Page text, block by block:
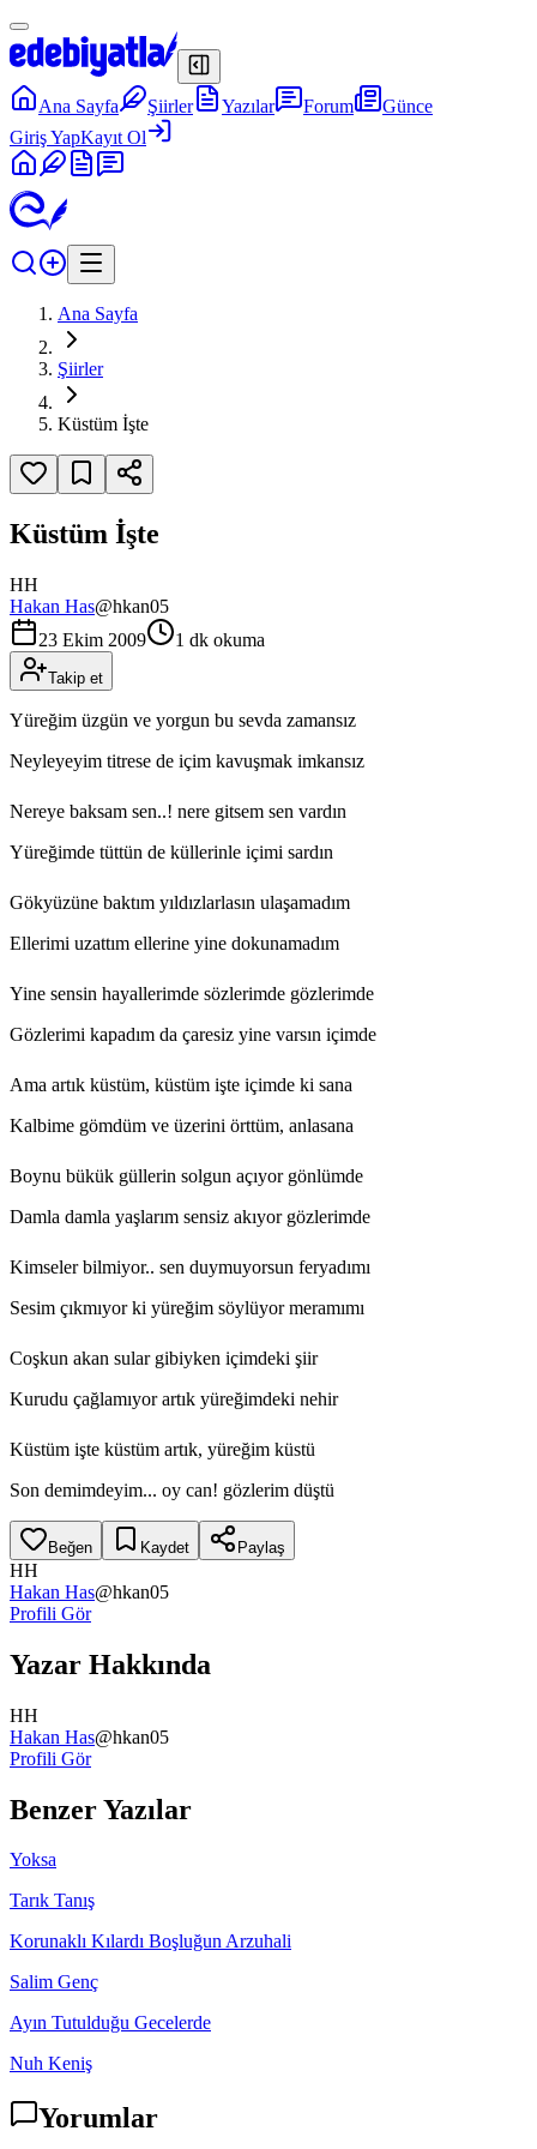
Ana Sayfa Şiirler Yazılar Forum
Günce
Giriş YapKayıt Ol
Ana Sayfa
Şiirler
Küstüm İşte
Küstüm İşte
HH
Hakan Has@hkan05
23 Ekim 2009
1 dk okuma
Takip et
Yüreğim üzgün ve yorgun bu sevda zamansız
Neyleyeyim titrese de içim kavuşmak imkansız
Nereye baksam sen..! nere gitsem sen vardın
Yüreğimde tüttün de küllerinle içimi sardın
Gökyüzüne baktım yıldızlarlasın ulaşamadım
Ellerimi uzattım ellerine yine dokunamadım
Yine sensin hayallerimde sözlerimde gözlerimde
Gözlerimi kapadım da çaresiz yine varsın içimde
Ama artık küstüm, küstüm işte içimde ki sana
Kalbime gömdüm ve üzerini örttüm, anlasana
Boynu bükük güllerin solgun açıyor gönlümde
Damla damla yaşlarım sensiz akıyor gözlerimde
Kimseler bilmiyor.. sen duymuyorsun feryadımı
Sesim çıkmıyor ki yüreğim söylüyor meramımı
Coşkun akan sular gibiyken içimdeki şiir
Kurudu çağlamıyor artık yüreğimdeki nehir
Küstüm işte küstüm artık, yüreğim küstü
Son demimdeyim... oy can! gözlerim düştü
Beğen Kaydet Paylaş
HH
Hakan Has@hkan05
Profili Gör
Yazar Hakkında
HH
Hakan Has@hkan05
Profili Gör
Benzer Yazılar
Yoksa
Tarık Tanış
Korunaklı Kılardı Boşluğun Arzuhali
Salim Genç
Ayın Tutulduğu Gecelerde
Nuh Keniş
Yorumlar